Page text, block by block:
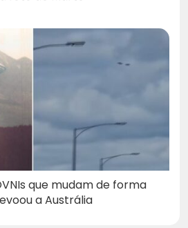
que mudam de forma
a Austrália